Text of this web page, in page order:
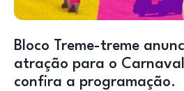
Bloco Treme-treme
atração para o
confira a programação.